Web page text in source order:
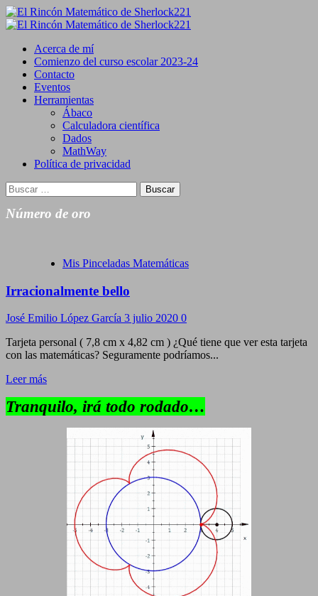
Saltar
al
Primary
Acerca de mí
Comienzo del curso escolar 2023-24
Contacto
Eventos
Herramientas
Ábaco
Calculadora científica
Dados
MathWay
Política de privacidad
Buscar:
Número de oro
Mis Pinceladas Matemáticas
Irracionalmente bello
José Emilio López García 3 julio 2020 0
Tarjeta personal ( 7,8 cm x 4,82 cm ) ¿Qué tiene que ver esta tarjeta
con las matemáticas? Seguramente podríamos...
Leer más
Tranquilo, irá todo rodado…